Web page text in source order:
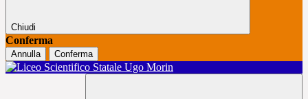
Chiudi
Conferma
Annulla Conferma